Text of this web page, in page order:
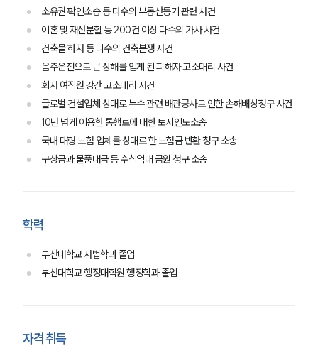
그룹소개
대륜의 강점
소유권 확인소송 등 다수의 부동산등기 관련 사건
이혼 및 재산분할 등 200건 이상 다수의 가사 사건
건축물 하자 등 다수의 건축분쟁 사건
음주운전으로 큰 상해를 입게 된 피해자 고소대리 사건
회사 여직원 강간 고소대리 사건
글로벌 건설업체 상대로 누수 관련 배관공사로 인한 손해배상청구 사건
10년 넘게 이용한 통행로에 대한 토지인도소송
국내 대형 보험 업체를 상대로 한 보험금 반환 청구 소송
구상금과 물품대금 등 수십억대 금원 청구 소송
학력
부산대학교 사법학과 졸업
부산대학교 행정대학원 행정학과 졸업
자격 취득